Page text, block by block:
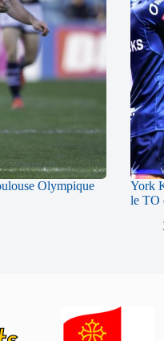
Olympique
York
le TO